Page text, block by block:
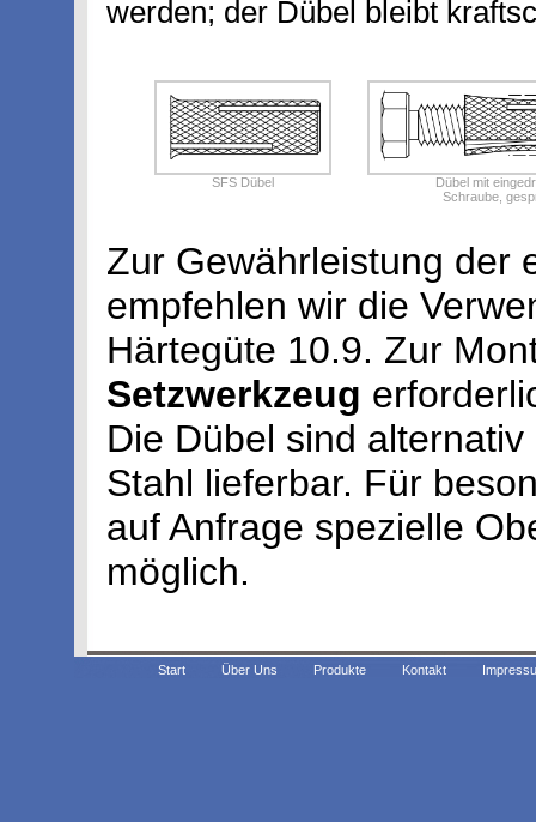
werden; der Dübel bleibt
SFS Dübel
Dübel mit
Schraube,
Zur Gewährleistung der
empfehlen wir die
Härtegüte 10.9. Zur
Setzwerkzeug
Die Dübel sind
Stahl lieferbar. Für
auf Anfrage spezielle
möglich.
Start Über Uns Produkte Kontakt